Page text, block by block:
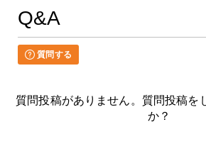
Q&A
質問する
質問投稿がありません。質問投稿を
か？